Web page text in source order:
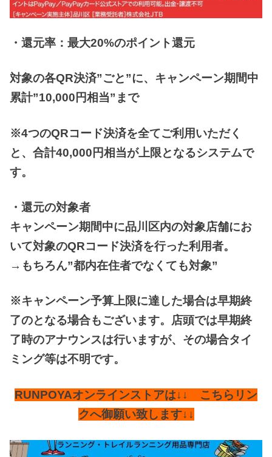
・還元率：最大20%のポイント還元
対象の各QR決済”ごと”に、キャンペーン期間中
累計”10,000円相当”まで
※4つのQRコード決済を全てご利用いただく
と、合計40,000円相当が上限となるシステムで
す。
・還元の対象者
キャンペーン期間中に品川区内の対象店舗にお
いて対象のQRコード決済を行った利用者。
→もちろん”都内在住者でなくても対象”
※キャンペーン予算上限に達した場合は早期終
了のとなる場合もございます。店頭では早期終
了時のアナウンスは行いますが、その場合タイ
ミング等は不明です。
RUNPOYAオンラインストアは↓↓ こちらリン
クへ御願い致します↓↓